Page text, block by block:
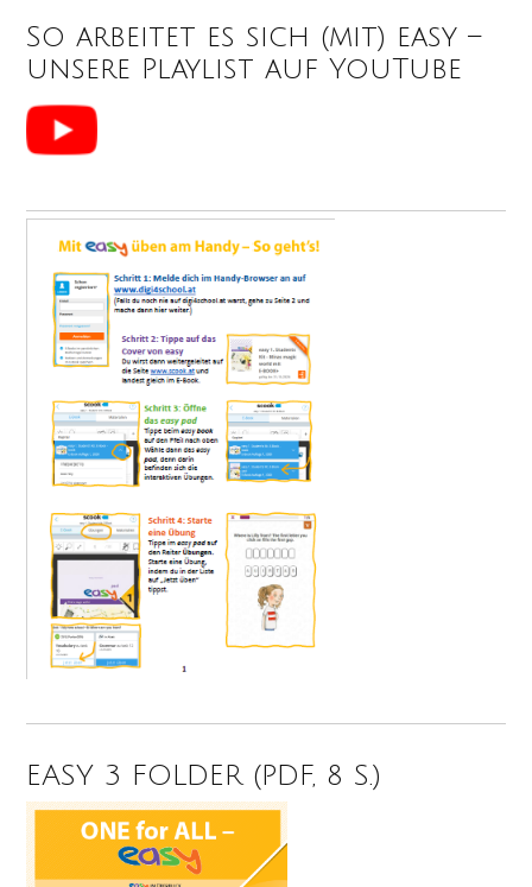
So arbeitet es sich (mit) easy –
unsere Playlist auf YouTube
EASY 3 FOLDER (PDF, 8 S.)